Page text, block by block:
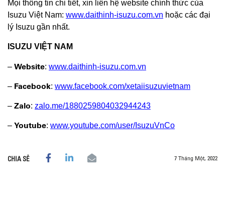
Mọi thông tin chi tiết, xin liên hệ website chính thức của
Isuzu Việt Nam: www.daithinh-isuzu.com.vn hoặc các đại
lý Isuzu gần nhất.
ISUZU VIỆT NAM
– Website: www.daithinh-isuzu.com.vn
– Facebook: www.facebook.com/xetaiisuzuvietnam
– Zalo: zalo.me/1880259804032944243
– Youtube: www.youtube.com/user/IsuzuVnCo
CHIA SẺ 7 Tháng Một, 2022